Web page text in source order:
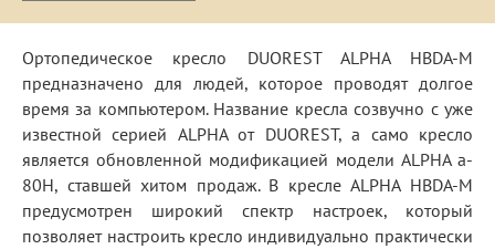
Ортопедическое кресло DUOREST ALPHA HBDA-M
предназначено для людей, которое проводят долгое
время за компьютером. Название кресла созвучно с уже
известной серией ALPHA от DUOREST, а само кресло
является обновленной модификацией модели ALPHA a-
80H, ставшей хитом продаж. В кресле ALPHA HBDA-M
предусмотрен широкий спектр настроек, который
позволяет настроить кресло индивидуально практически